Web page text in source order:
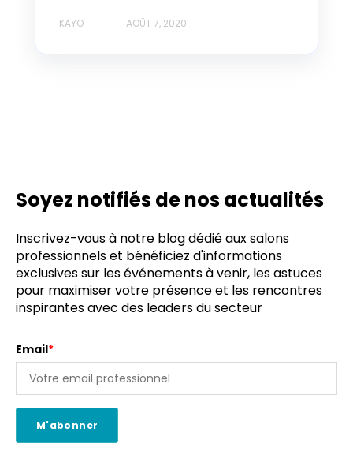
KAYO AOÛT 7, 2020
Soyez notifiés de nos actualités
Inscrivez-vous à notre blog dédié aux salons
professionnels et bénéficiez d'informations
exclusives sur les événements à venir, les astuces
pour maximiser votre présence et les rencontres
inspirantes avec des leaders du secteur
Email*